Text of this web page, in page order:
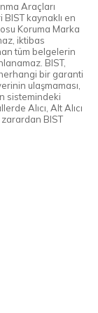
Araçları
BIST kaynaklı en
Koruma Marka
iktibas
tüm belgelerin
BIST,
bir garanti
ulaşmaması,
sistemindeki
Alıcı, Alt Alıcı
BIST